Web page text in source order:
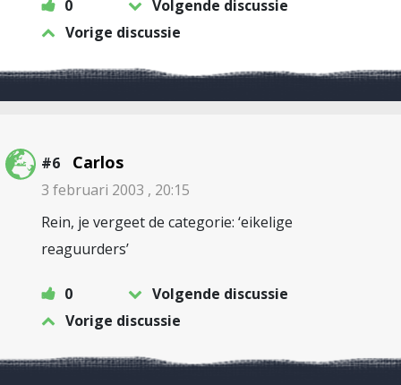
0
Volgende discussie
Vorige discussie
#6 Carlos
3 februari 2003 , 20:15
Rein, je vergeet de categorie: ‘eikelige
reaguurders’
0
Volgende discussie
Vorige discussie